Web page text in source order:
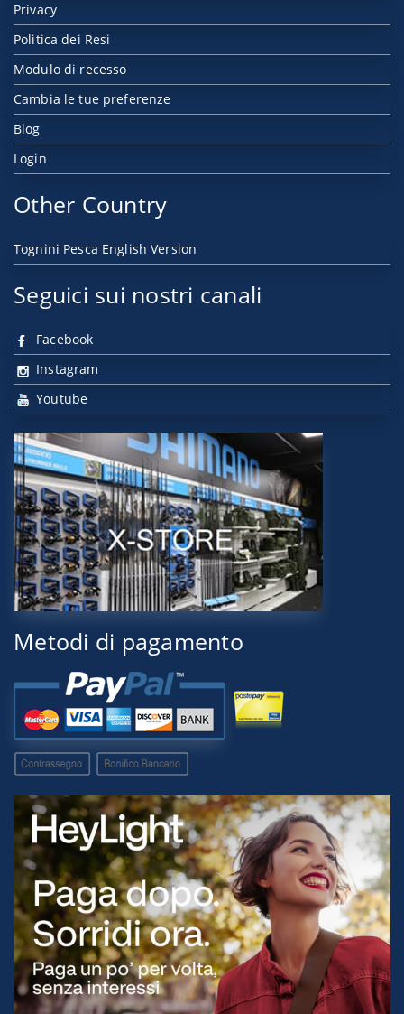
Privacy
Politica dei Resi
Modulo di recesso
Cambia le tue preferenze
Blog
Login
Other Country
Tognini Pesca English Version
Seguici sui nostri canali
Facebook
Instagram
Youtube
Metodi di pagamento